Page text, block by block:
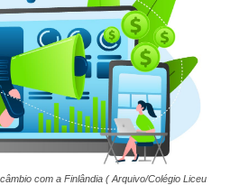
com a Finlândia ( Arquivo/Colégio Liceu